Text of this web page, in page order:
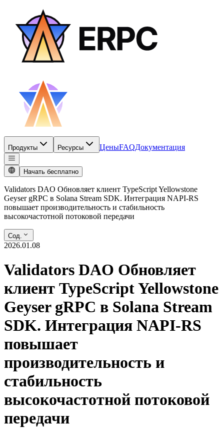
Продукты Ресурсы ЦеныFAQДокументация
Начать бесплатно
Validators DAO Обновляет клиент TypeScript Yellowstone
Geyser gRPC в Solana Stream SDK. Интеграция NAPI-RS
повышает производительность и стабильность
высокочастотной потоковой передачи
Сод.
2026.01.08
Validators DAO Обновляет
клиент TypeScript Yellowstone
Geyser gRPC в Solana Stream
SDK. Интеграция NAPI-RS
повышает
производительность и
стабильность
высокочастотной потоковой
передачи